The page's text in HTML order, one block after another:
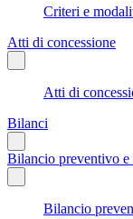
Criteri e
Atti di concessione
Atti di
Bilanci
Bilancio preventivo e
Bilancio